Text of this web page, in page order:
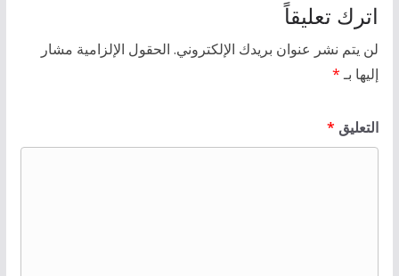
اترك تعليقاً
لن يتم نشر عنوان بريدك الإلكتروني. الحقول الإلزامية مشار
إليها بـ*
التعليق *